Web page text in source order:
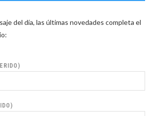
del día, las últimas novedades completa el